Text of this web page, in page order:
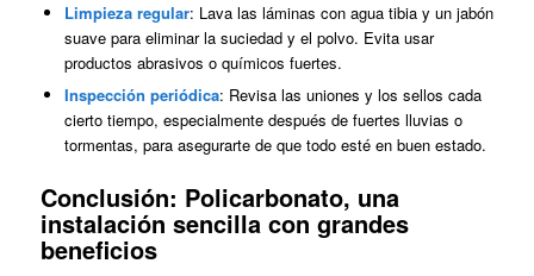
Limpieza regular: Lava las láminas con agua tibia y un jabón
suave para eliminar la suciedad y el polvo. Evita usar
productos abrasivos o químicos fuertes.
Inspección periódica: Revisa las uniones y los sellos cada
cierto tiempo, especialmente después de fuertes lluvias o
tormentas, para asegurarte de que todo esté en buen estado.
Conclusión: Policarbonato, una
instalación sencilla con grandes
beneficios